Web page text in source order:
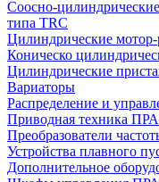
Соосно-
типа TRC
Цилиндрические
Коническо
Цилиндрические
Вариаторы
Распределение и
Приводная техника
Преобразователи
Устройства плавного
Дополнительное